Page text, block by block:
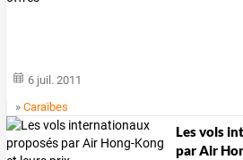
6 juil. 2011
»Caraïbes
Les vols
par Air